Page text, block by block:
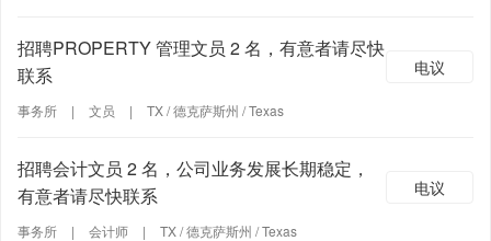
电议
招聘PROPERTY 管理文员 2 名，有意者请尽快
联系
事务所 | 文员 | TX / 德克萨斯州 / Texas
电议
招聘会计文员 2 名，公司业务发展长期稳定，
有意者请尽快联系
事务所 | 会计师 | TX / 德克萨斯州 / Texas